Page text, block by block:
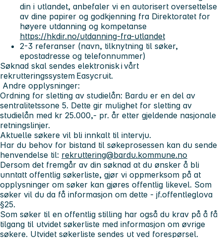
din i utlandet, anbefaler vi en autorisert oversettelse
av dine papirer og godkjenning fra Direktoratet for
høyere utdanning og kompetanse
https://hkdir.no/utdanning-fra-utlandet
2-3 referanser (navn, tilknytning til søker,
epostadresse og telefonnummer)
Søknad skal sendes elektronisk i vårt
rekrutteringssystem Easycruit.
Andre opplysninger:
Ordning for sletting av studielån: Bardu er en del av
sentralitetssone 5. Dette gir mulighet for sletting av
studielån med kr 25.000,- pr. år etter gjeldende nasjonale
retningslinjer.
Aktuelle søkere vil bli innkalt til intervju.
Har du behov for bistand til søkeprosessen kan du sende
henvendelse til: rekruttering@bardu.kommune.no
Dersom det fremgår av din søknad at du ønsker å bli
unntatt offentlig søkerliste, gjør vi oppmerksom på at
opplysninger om søker kan gjøres offentlig likevel. Som
søker vil du da få informasjon om dette - jf.offentleglova
§25.
Som søker til en offentlig stilling har også du krav på å få
tilgang til utvidet søkerliste med informasjon om øvrige
søkere. Utvidet søkerliste sendes ut ved forespørsel.